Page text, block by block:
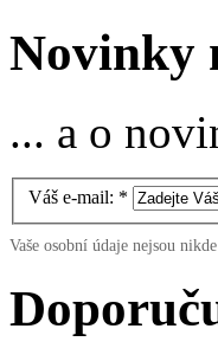
Novinky
... a o
Váš e-mail: *
Vaše osobní údaje nejsou